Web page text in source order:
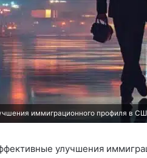
иммиграционного профиля в
улучшения